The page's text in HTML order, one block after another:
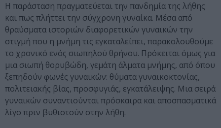
Η παράσταση πραγματεύεται την πανδημία της λήθης
και πως πλήττει την σύγχρονη γυναίκα. Μέσα από
θραύσματα ιστοριών διαφορετικών γυναικών την
στιγμή που η μνήμη τις εγκαταλείπει, παρακολουθούμε
το χρονικό ενός σιωπηλού θρήνου. Πρόκειται όμως για
μια σιωπή θορυβώδη, γεμάτη άλματα μνήμης, από όπου
ξεπηδούν φωνές γυναικών: θύματα γυναικοκτονίας,
πολιτειακής βίας, προσφυγιάς, εγκατάλειψης. Μια σειρά
γυναικών συναντιούνται πρόσκαιρα και αποσπασματικά
λίγο πριν βυθιστούν στην λήθη.